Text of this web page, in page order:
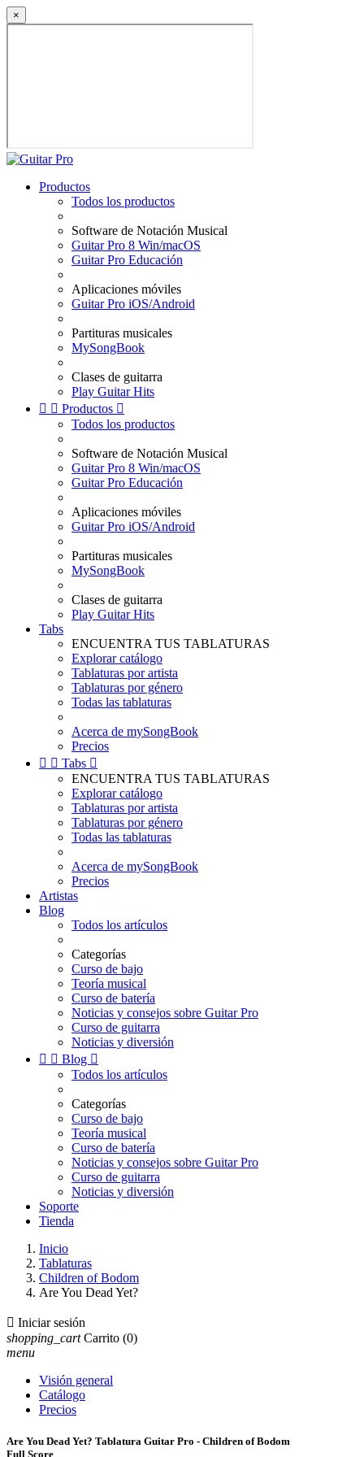
×
Productos
Todos los productos
Software de Notación Musical
Guitar Pro 8 Win/macOS
Guitar Pro Educación
Aplicaciones móviles
Guitar Pro iOS/Android
Partituras musicales
MySongBook
Clases de guitarra
Play Guitar Hits
  Productos 
Todos los productos
Software de Notación Musical
Guitar Pro 8 Win/macOS
Guitar Pro Educación
Aplicaciones móviles
Guitar Pro iOS/Android
Partituras musicales
MySongBook
Clases de guitarra
Play Guitar Hits
Tabs
ENCUENTRA TUS TABLATURAS
Explorar catálogo
Tablaturas por artista
Tablaturas por género
Todas las tablaturas
Acerca de mySongBook
Precios
  Tabs 
ENCUENTRA TUS TABLATURAS
Explorar catálogo
Tablaturas por artista
Tablaturas por género
Todas las tablaturas
Acerca de mySongBook
Precios
Artistas
Blog
Todos los artículos
Categorías
Curso de bajo
Teoría musical
Curso de batería
Noticias y consejos sobre Guitar Pro
Curso de guitarra
Noticias y diversión
  Blog 
Todos los artículos
Categorías
Curso de bajo
Teoría musical
Curso de batería
Noticias y consejos sobre Guitar Pro
Curso de guitarra
Noticias y diversión
Soporte
Tienda
Inicio
Tablaturas
Children of Bodom
Are You Dead Yet?
 Iniciar sesión
shopping_cart Carrito (0)
menu
Visión general
Catálogo
Precios
Are You Dead Yet? Tablatura Guitar Pro - Children of Bodom
Full Score